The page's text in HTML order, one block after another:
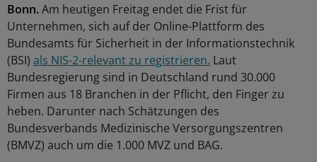
Bonn.Am heutigen Freitag endet die Frist für
Unternehmen, sich auf der Online-Plattform des
Bundesamts für Sicherheit in der Informationstechnik
(BSI) als NIS-2-relevant zu registrieren. Laut
Bundesregierung sind in Deutschland rund 30.000
Firmen aus 18 Branchen in der Pflicht, den Finger zu
heben. Darunter nach Schätzungen des
Bundesverbands Medizinische Versorgungszentren
(BMVZ) auch um die 1.000 MVZ und BAG.